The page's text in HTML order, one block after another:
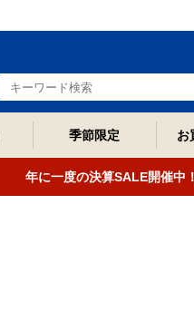
季節限定 お
年に一度の決算SALE開催中